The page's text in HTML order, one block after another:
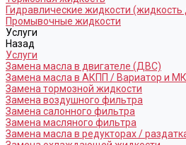
Гидравлические жидкости (жидкость
Промывочные жидкости
Услуги
Назад
Услуги
Замена масла в двигателе (ДВС)
Замена масла в АКПП / Вариатор и
Замена тормозной жидкости
Замена воздушного фильтра
Замена салонного фильтра
Замена масляного фильтра
Замена масла в редукторах /